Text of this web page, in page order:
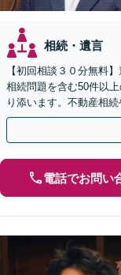
相続・遺言
【初回相談３０分無料
相続問題を含む50件以
り添います。不動産相
のご家族ともWEB相談
電話でお問い